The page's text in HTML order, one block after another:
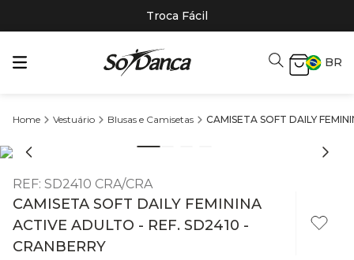
Troca Fácil
BR
Vestuário Blusas e Camisetas CAMISETA SOFT DAILY
REF: SD2410 CRA/CRA
CAMISETA SOFT DAILY FEMININA
ACTIVE ADULTO - REF. SD2410 -
CRANBERRY